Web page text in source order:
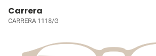
Carrera
CARRERA 1118/G